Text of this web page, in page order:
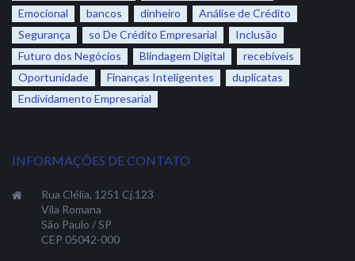
Emocional
bancos dinheiro
Análise de Crédito
Segurança
so De Crédito Empresarial
Inclusão
Futuro dos Negócios
Blindagem Digital
recebíveis
Oportunidade
Finanças Inteligentes
duplicatas
Endividamento Empresarial
INFORMAÇÕES DE CONTATO
Rua Clélia, 1251 Cj.123
Vila Romana
São Paulo / SP
CEP 05042-000